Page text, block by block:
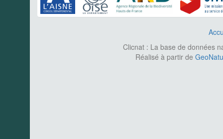
Clicnat : La base de données
Réalisé à partir de